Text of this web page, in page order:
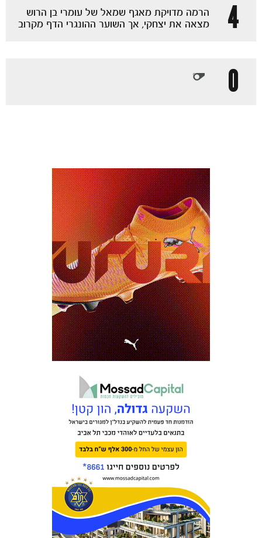
4
הרמה מדויקת מאגף שמאל של עומרי בן הרוש
מצאה את יצחקי, אך השוער ההונגרי הדף מקרוב
0